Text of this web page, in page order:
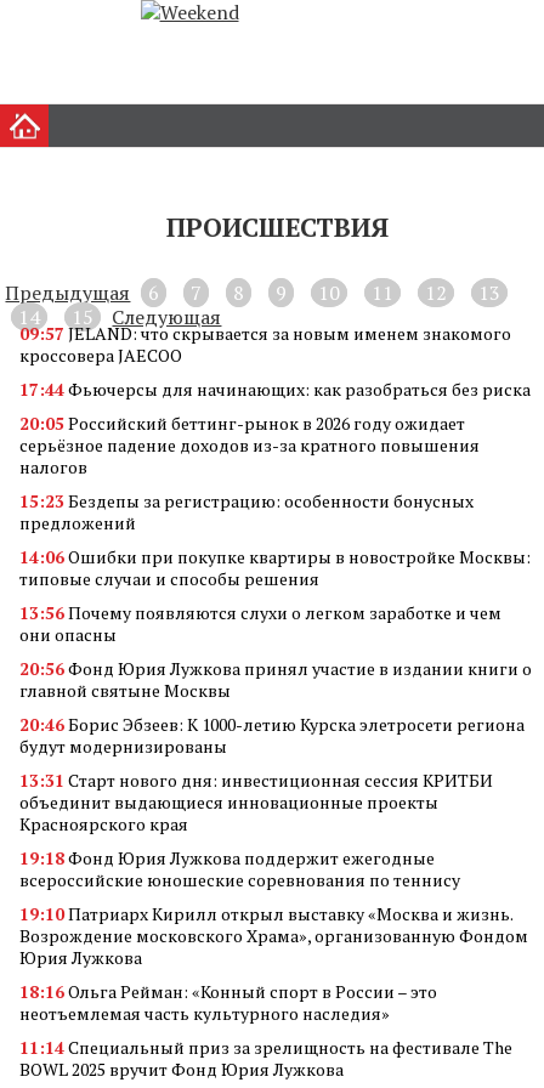
ПРОИСШЕСТВИЯ
Предыдущая 6 7 8 9 10 11 12
13
14
15 Следующая
09:57JELAND: что скрывается за новым именем знакомого
кроссовера JAECOO
17:44Фьючерсы для начинающих: как разобраться без риска
20:05Российский беттинг-рынок в 2026 году ожидает
серьёзное падение доходов из-за кратного повышения
налогов
15:23Бездепы за регистрацию: особенности бонусных
предложений
14:06Ошибки при покупке квартиры в новостройке Москвы:
типовые случаи и способы решения
13:56Почему появляются слухи о легком заработке и чем
они опасны
20:56Фонд Юрия Лужкова принял участие в издании книги о
главной святыне Москвы
20:46Борис Эбзеев: К 1000-летию Курска элетросети региона
будут модернизированы
13:31 Старт нового дня: инвестиционная сессия КРИТБИ
объединит выдающиеся инновационные проекты
Красноярского края
19:18Фонд Юрия Лужкова поддержит ежегодные
всероссийские юношеские соревнования по теннису
19:10Патриарх Кирилл открыл выставку «Москва и жизнь.
Возрождение московского Храма», организованную Фондом
Юрия Лужкова
18:16Ольга Рейман: «Конный спорт в России – это
неотъемлемая часть культурного наследия»
11:14Специальный приз за зрелищность на фестивале The
BOWL 2025 вручит Фонд Юрия Лужкова